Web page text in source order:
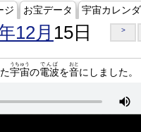
ジ お宝データ 宇宙カレン
12月 15日 >
宇宙
うちゅう
の電波
でんぱ
を音
おと
にしました。